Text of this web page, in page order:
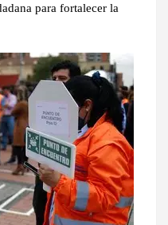
para fortalecer la